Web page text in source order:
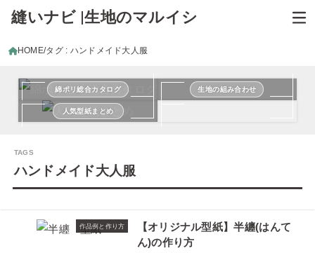
縫いナビ |生地のマルイシ
HOME タグ : ハンドメイド大人服
綿ポリ総合カタログ 生地の組み合わせ
人気型紙まとめ
ハンドメイド大人服
作品例と作り方
【オリジナル型紙】半纏(はんて
ん)の作り方